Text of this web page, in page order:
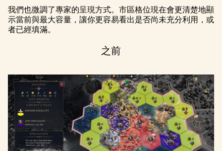
我們也微調了專家的呈現方式。市區格位現在會更清楚地顯
示當前與最大容量，讓你更容易看出是否尚未充分利用，或
者已經填滿。
之前